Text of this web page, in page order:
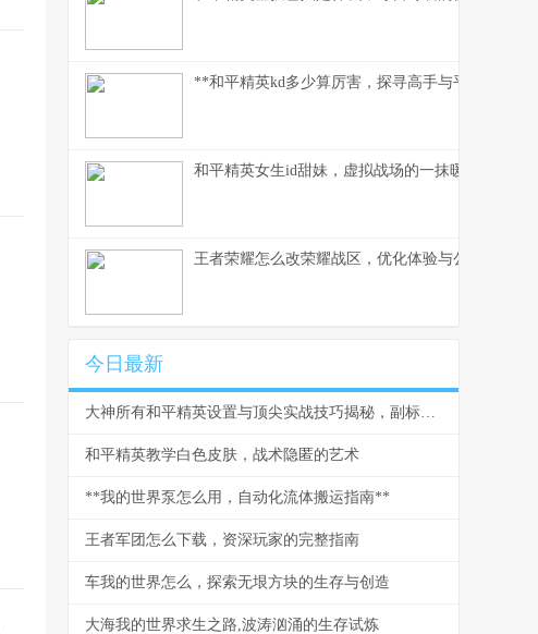
**和平精英kd多少算厉害，探寻高手与平民的真实
和平精英女生id甜妹，虚拟战场的一抹暖色，副标
王者荣耀怎么改荣耀战区，优化体验与公平之路
今日最新
大神所有和平精英设置与顶尖实战技巧揭秘，副标题，从键位到灵敏度的一站式决胜指南
和平精英教学白色皮肤，战术隐匿的艺术
**我的世界泵怎么用，自动化流体搬运指南**
王者军团怎么下载，资深玩家的完整指南
车我的世界怎么，探索无垠方块的生存与创造
大海我的世界求生之路,波涛汹涌的生存试炼